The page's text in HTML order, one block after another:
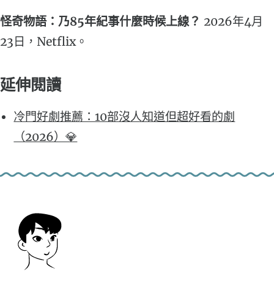
怪奇物語：乃85年紀事什麼時候上線？ 2026年4月
23日，Netflix。
延伸閱讀
冷門好劇推薦：10部沒人知道但超好看的劇
（2026）💎